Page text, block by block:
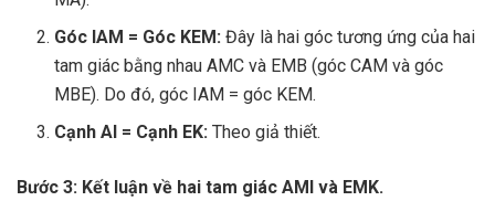
Góc IAM = Góc KEM: Đây là hai góc tương ứng của hai
tam giác bằng nhau AMC và EMB (góc CAM và góc
MBE). Do đó, góc IAM = góc KEM.
Cạnh AI = Cạnh EK: Theo giả thiết.
Bước 3: Kết luận về hai tam giác AMI và EMK.